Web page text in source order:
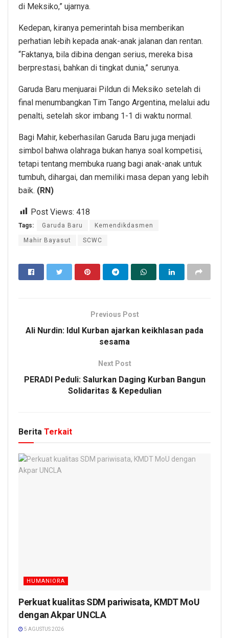
di Meksiko,” ujarnya.
Kedepan, kiranya pemerintah bisa memberikan
perhatian lebih kepada anak-anak jalanan dan rentan.
“Faktanya, bila dibina dengan serius, mereka bisa
berprestasi, bahkan di tingkat dunia,” serunya.
Garuda Baru menjuarai Pildun di Meksiko setelah di
final menumbangkan Tim Tango Argentina, melalui adu
penalti, setelah skor imbang 1-1 di waktu normal.
Bagi Mahir, keberhasilan Garuda Baru juga menjadi
simbol bahwa olahraga bukan hanya soal kompetisi,
tetapi tentang membuka ruang bagi anak-anak untuk
tumbuh, dihargai, dan memiliki masa depan yang lebih
baik. (RN)
Post Views: 418
Tags: Garuda Baru Kemendikdasmen
Mahir Bayasut SCWC
Previous Post
Ali Nurdin: Idul Kurban ajarkan keikhlasan pada
sesama
Next Post
PERADI Peduli: Salurkan Daging Kurban Bangun
Solidaritas & Kepedulian
Berita Terkait
HUMANIORA
Perkuat kualitas SDM pariwisata, KMDT MoU
dengan Akpar UNCLA
5 AGUSTUS 2026